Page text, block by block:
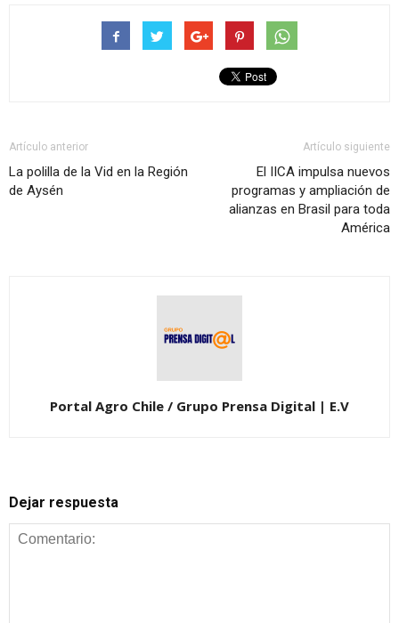
Artículo anterior
La polilla de la Vid en la Región
de Aysén
Artículo siguiente
El IICA impulsa nuevos
programas y ampliación de
alianzas en Brasil para toda
América
Portal Agro Chile / Grupo Prensa Digital | E.V
Dejar respuesta